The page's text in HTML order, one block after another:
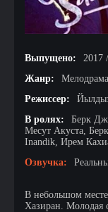
Выпущено:
2017
Жанр:
Мелодрама
Режиссер:
В ролях:
Берк
Месут Акуста,
Inandik, Ирем
Озвучка:
В небольшом
Хазиран. Молодая